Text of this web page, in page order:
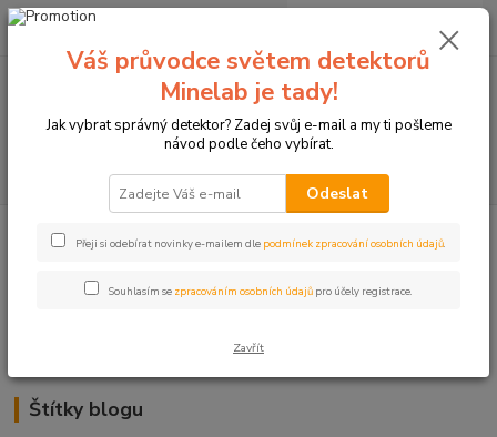
+420774877333
0 Kč
Kategorie blogu
Detektory
Štítky blogu
Váš průvodce světem detektorů
Minelab je tady!
Jak vybrat správný detektor? Zadej svůj e-mail a my ti pošleme
návod podle čeho vybírat.
Odeslat
Přeji si odebírat novinky e-mailem dle podmínek zpracování osobních údajů.
Souhlasím se zpracováním osobních údajů pro účely registrace.
Zavřít